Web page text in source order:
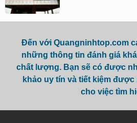
Đến với Quangninhtop.com
những thông tin đánh giá
chất lượng. Bạn sẽ có được
khảo uy tín và tiết kiệm
cho việc tìm